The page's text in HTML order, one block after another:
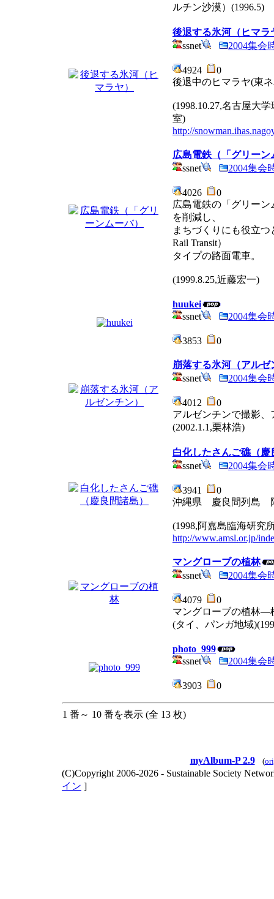
ルチン沙漠）(1996.5)
後退する氷河（ヒマラ
ssnet
2004集会
4924
0
後退中のヒマラヤ(東
(1998.10.27,名古屋大
室)
http://
広島電鉄（「グリーン
ssnet
2004集会
4026
0
広島電鉄の「グリー
を削減し、
まちづくりにも役立
Rail Transit）
タイプの路面電車。
(1999.8.25,近藤宏一)
huukei
ssnet
2004集会
3853 0
崩落する氷河（アルゼ
ssnet
2004集会
4012
0
アルゼンチンで撮影
(2002.1.1,栗林浩)
白化したさんご礁（慶
ssnet
2004集会
3941
0
沖縄県 慶良間列島
(1998,阿嘉島臨海研究
http://www.amsl.or.jp/
マングローブの植林
ssnet
2004集会
4079
0
マングローブの植林―
(タイ、パンガ地域
photo_999
ssnet
2004集会
3903 0
1 番～ 10 番を表示 (全 13 枚)
myAlbum-P 2.9 (
(C)Copyright 2006-2026 - Sustainable Society
イン ]